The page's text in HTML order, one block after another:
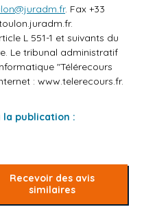
. Fax +33
.
L 551-1 et suivants du
Le tribunal administratif
"Télérecours
: www.telerecours.fr.
la publication :
Recevoir des avis
similaires